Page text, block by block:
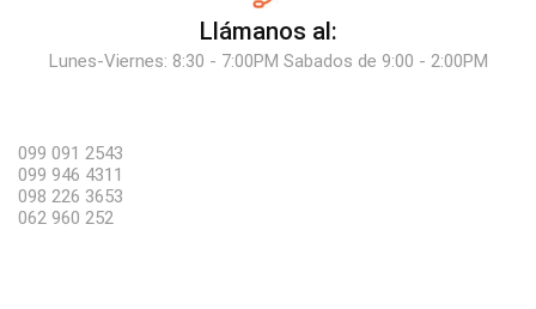
Llámanos al:
Lunes-Viernes: 8:30 - 7:00PM Sabados de 9:00 - 2:00PM
099 091 2543
099 946 4311
098 226 3653
062 960 252